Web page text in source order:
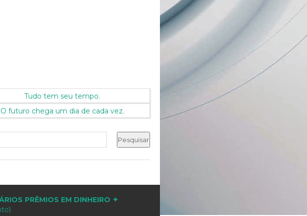
Tudo tem seu tempo.
O futuro chega um dia de cada vez.
PRÊMIOS EM DINHEIRO ✦